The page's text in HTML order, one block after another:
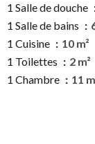
1 Salle de douche
1 Salle de bains
1 Cuisine
10 m²
1 Toilettes
2 m²
1 Chambre
11